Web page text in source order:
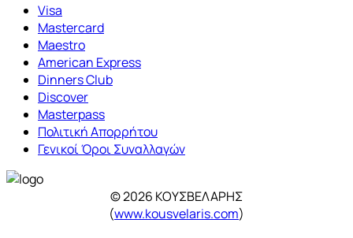
Visa
Mastercard
Maestro
American Express
Dinners Club
Discover
Masterpass
Πολιτική Απορρήτου
Γενικοί Όροι Συναλλαγών
© 2026 ΚΟΥΣΒΕΛΑΡΗΣ
(www.kousvelaris.com)